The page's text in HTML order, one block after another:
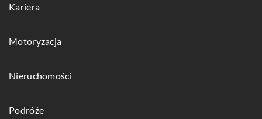
Kariera
Motoryzacja
Nieruchomości
Podróże